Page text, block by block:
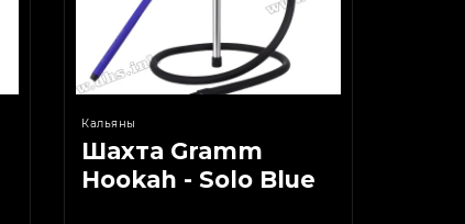
Кальяны
Шахта Gramm
Hookah - Solo Blue